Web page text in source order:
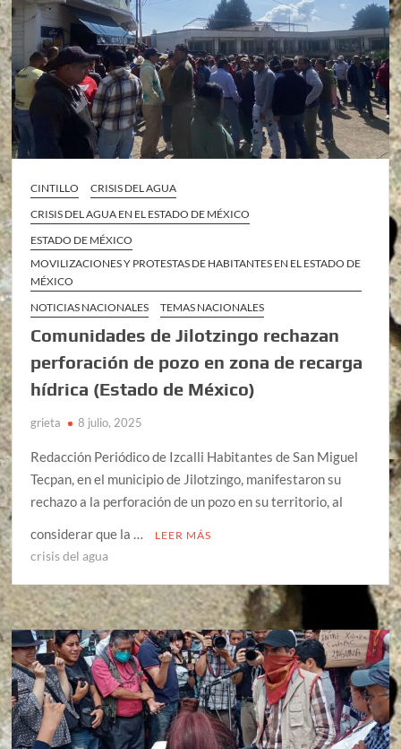
CINTILLO
CRISIS DEL AGUA
CRISIS DEL AGUA EN EL ESTADO DE MÉXICO
ESTADO DE MÉXICO
MOVILIZACIONES Y PROTESTAS DE HABITANTES EN EL ESTADO DE
MÉXICO
NOTICIAS NACIONALES
TEMAS NACIONALES
Comunidades de Jilotzingo rechazan
perforación de pozo en zona de recarga
hídrica (Estado de México)
grieta 8 julio, 2025
Redacción Periódico de Izcalli Habitantes de San Miguel
Tecpan, en el municipio de Jilotzingo, manifestaron su
rechazo a la perforación de un pozo en su territorio, al
considerar que la …
LEER MÁS
crisis del agua